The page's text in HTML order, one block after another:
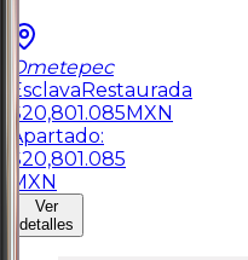
Ometepec
EsclavaRestaurada
$20,801.085MXN
Apartado:
$20,801.085
MXN
Ver
detalles